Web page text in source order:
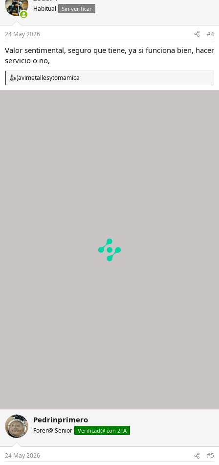
Habitual Sin verificar
24 May 2026 #4
Valor sentimental, seguro que tiene, ya si funciona bien, hacer
servicio o no,
R
e
Javimetallesytomamica
Pedrinprimero
Forer@ Senior Verificad@ con 2FA
24 May 2026 #5